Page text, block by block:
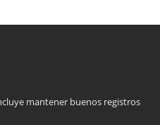
mantener buenos registros